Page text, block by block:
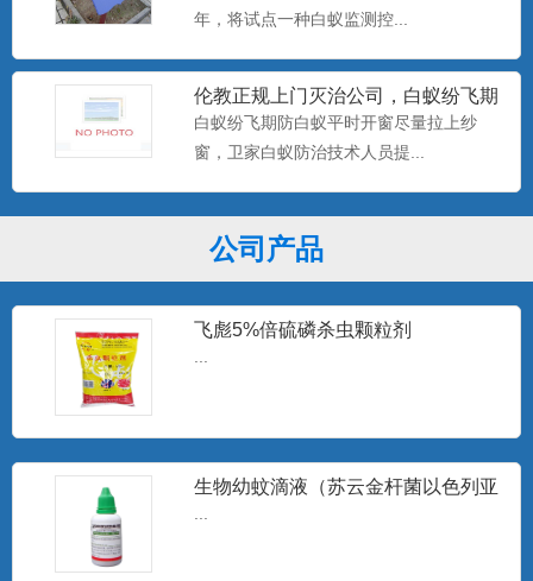
年，将试点一种白蚁监测控...
伦教正规上门灭治公司，白蚁纷飞期
防白蚁平时开窗尽量拉上纱窗
白蚁纷飞期防白蚁平时开窗尽量拉上纱
窗，卫家白蚁防治技术人员提...
公司产品
飞彪5%倍硫磷杀虫颗粒剂
生物幼蚊滴液（苏云金杆菌以色列亚